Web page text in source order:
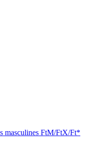
masculines FtM/FtX/Ft*